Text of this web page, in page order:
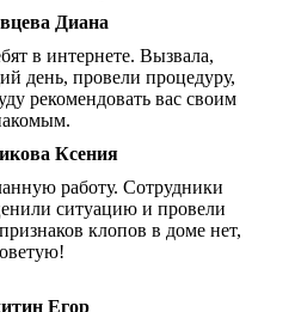
Диана
в интернете. Вызвала,
день, провели процедуру,
рекомендовать вас своим
Ксения
работу. Сотрудники
ситуацию и провели
клопов в доме нет,
Егор